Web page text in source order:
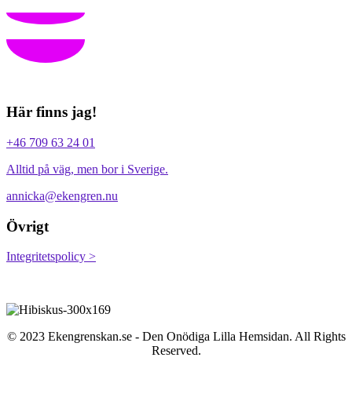
Här finns jag!
+46 709 63 24 01
Alltid på väg, men bor i Sverige.
annicka@ekengren.nu
Övrigt
Integritetspolicy >
© 2023 Ekengrenskan.se - Den Onödiga Lilla Hemsidan. All Rights
Reserved.